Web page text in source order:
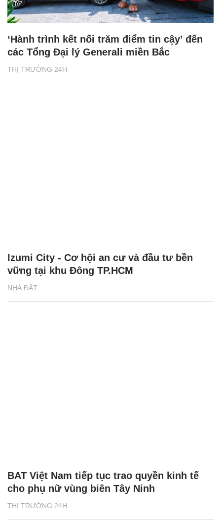
THỊ TRƯỜNG 24H
‘Hành trình kết nối trăm điểm tin cậy’ đến
các Tổng Đại lý Generali miền Bắc
NHÀ ĐẤT
Izumi City - Cơ hội an cư và đầu tư bền
vững tại khu Đông TP.HCM
THỊ TRƯỜNG 24H
BAT Việt Nam tiếp tục trao quyền kinh tế
cho phụ nữ vùng biên Tây Ninh